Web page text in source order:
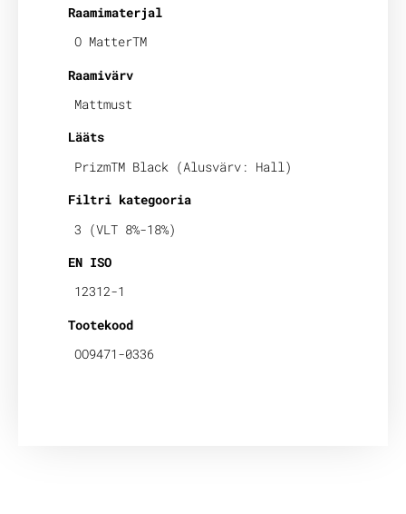
Raamimaterjal
O MatterTM
Raamivärv
Mattmust
Lääts
PrizmTM Black (Alusvärv: Hall)
Filtri kategooria
3 (VLT 8%-18%)
EN ISO
12312-1
Tootekood
OO9471-0336